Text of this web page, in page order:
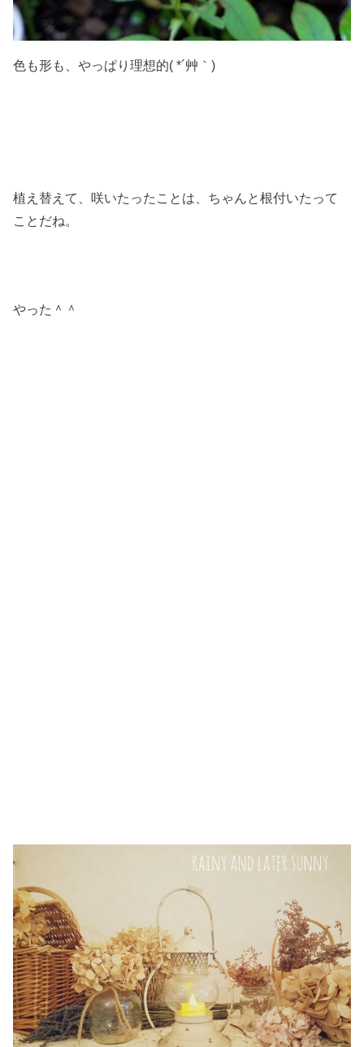
色も形も、やっぱり理想的( *´艸｀)
植え替えて、咲いたったことは、ちゃんと根付いたって
ことだね。
やった＾＾